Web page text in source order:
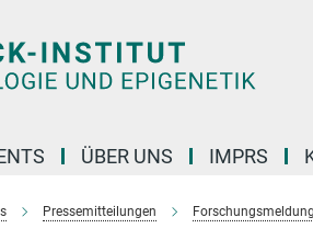
ÜBER UNS IMPRS
Pressemitteilungen